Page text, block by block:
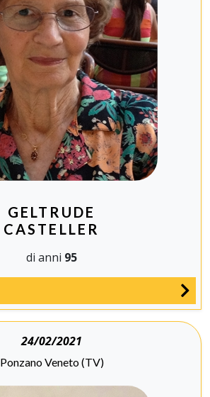
GELTRUDE
CASTELLER
di anni 95
24/02/2021
Ponzano Veneto (TV)